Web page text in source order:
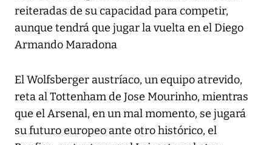
reiteradas de su capacidad para competir,
aunque tendrá que jugar la vuelta en el Diego
Armando Maradona
El Wolfsberger austríaco, un equipo atrevido,
reta al Tottenham de Jose Mourinho, mientras
que el Arsenal, en un mal momento, se jugará
su futuro europeo ante otro histórico, el